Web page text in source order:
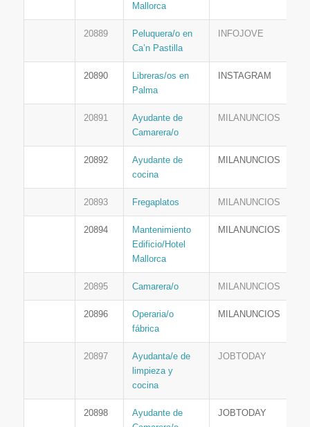
Mallorca
20889
Peluquera/o en
Ca’n Pastilla
INFOJOVE
20890
Libreras/os en
Palma
INSTAGRAM
20891
Ayudante de
Camarera/o
MILANUNCIOS
20892
Ayudante de
cocina
MILANUNCIOS
20893 Fregaplatos MILANUNCIOS
20894
Mantenimiento
Edificio/Hotel
Mallorca
MILANUNCIOS
20895 Camarera/o MILANUNCIOS
20896
Operaria/o
fábrica
MILANUNCIOS
20897
Ayudanta/e de
limpieza y
cocina
JOBTODAY
20898
Ayudante de
JOBTODAY